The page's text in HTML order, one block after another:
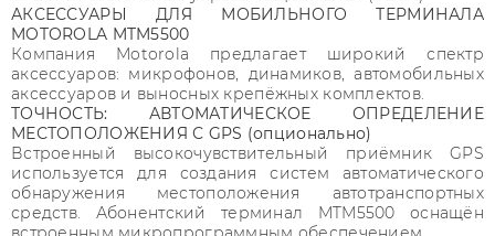
АКСЕССУАРЫ ДЛЯ МОБИЛЬНОГО ТЕРМИНАЛА
MOTOROLA MTM5500
Компания Motorola предлагает широкий спектр
аксессуаров: микрофонов, динамиков, автомобильных
аксессуаров и выносных крепёжных комплектов.
ТОЧНОСТЬ: АВТОМАТИЧЕСКОЕ ОПРЕДЕЛЕНИЕ
МЕСТОПОЛОЖЕНИЯ С GPS (опционально)
Встроенный высокочувствительный приёмник GPS
используется для создания систем автоматического
обнаружения местоположения автотранспортных
средств. Абонентский терминал MTM5500 оснащён